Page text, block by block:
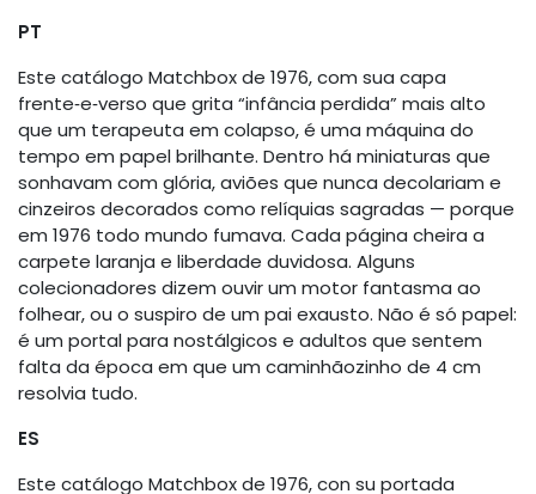
PT
Este catálogo Matchbox de 1976, com sua capa
frente‑e‑verso que grita “infância perdida” mais alto
que um terapeuta em colapso, é uma máquina do
tempo em papel brilhante. Dentro há miniaturas que
sonhavam com glória, aviões que nunca decolariam e
cinzeiros decorados como relíquias sagradas — porque
em 1976 todo mundo fumava. Cada página cheira a
carpete laranja e liberdade duvidosa. Alguns
colecionadores dizem ouvir um motor fantasma ao
folhear, ou o suspiro de um pai exausto. Não é só papel:
é um portal para nostálgicos e adultos que sentem
falta da época em que um caminhãozinho de 4 cm
resolvia tudo.
ES
Este catálogo Matchbox de 1976, con su portada